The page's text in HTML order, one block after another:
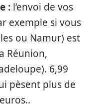
: l’envoi de vos
exemple si vous
ou Namur) est
Réunion,
6,99
pèsent plus de